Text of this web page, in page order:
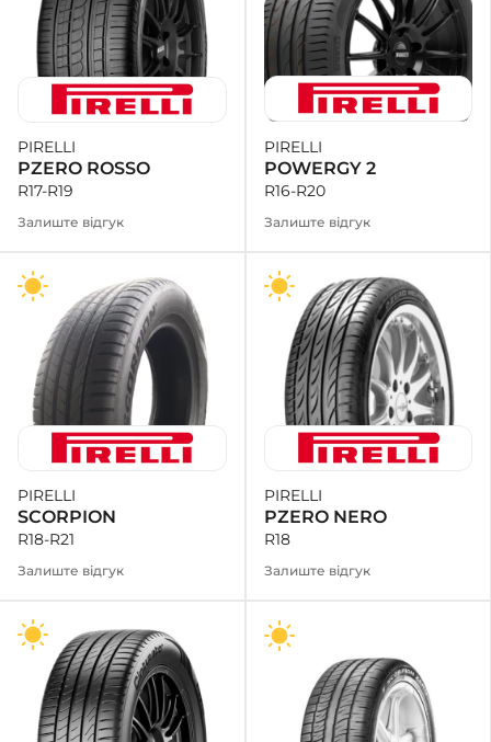
PIRELLI
PZERO ROSSO
R17-R19
Залиште відгук
PIRELLI
POWERGY 2
R16-R20
Залиште відгук
PIRELLI
SCORPION
R18-R21
Залиште відгук
PIRELLI
PZERO NERO
R18
Залиште відгук